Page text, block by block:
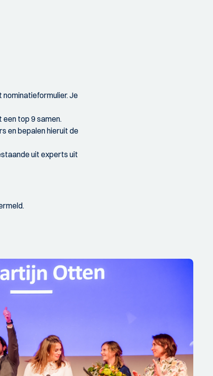
nominatieformulier. Je
een top 9 samen.
en bepalen hieruit de
uit experts uit